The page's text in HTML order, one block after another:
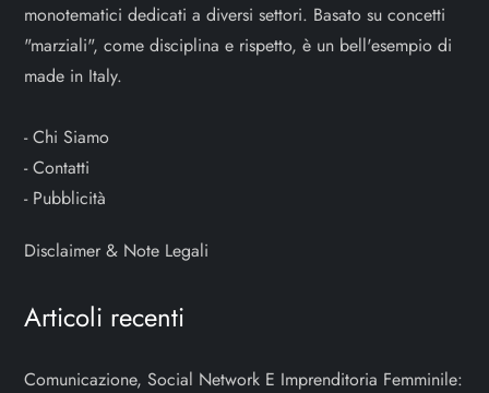
monotematici dedicati a diversi settori. Basato su concetti
"marziali", come disciplina e rispetto, è un bell'esempio di
made in Italy.
-Chi Siamo
-Contatti
- Pubblicità
Disclaimer & Note Legali
Articoli recenti
Comunicazione, Social Network E Imprenditoria Femminile: